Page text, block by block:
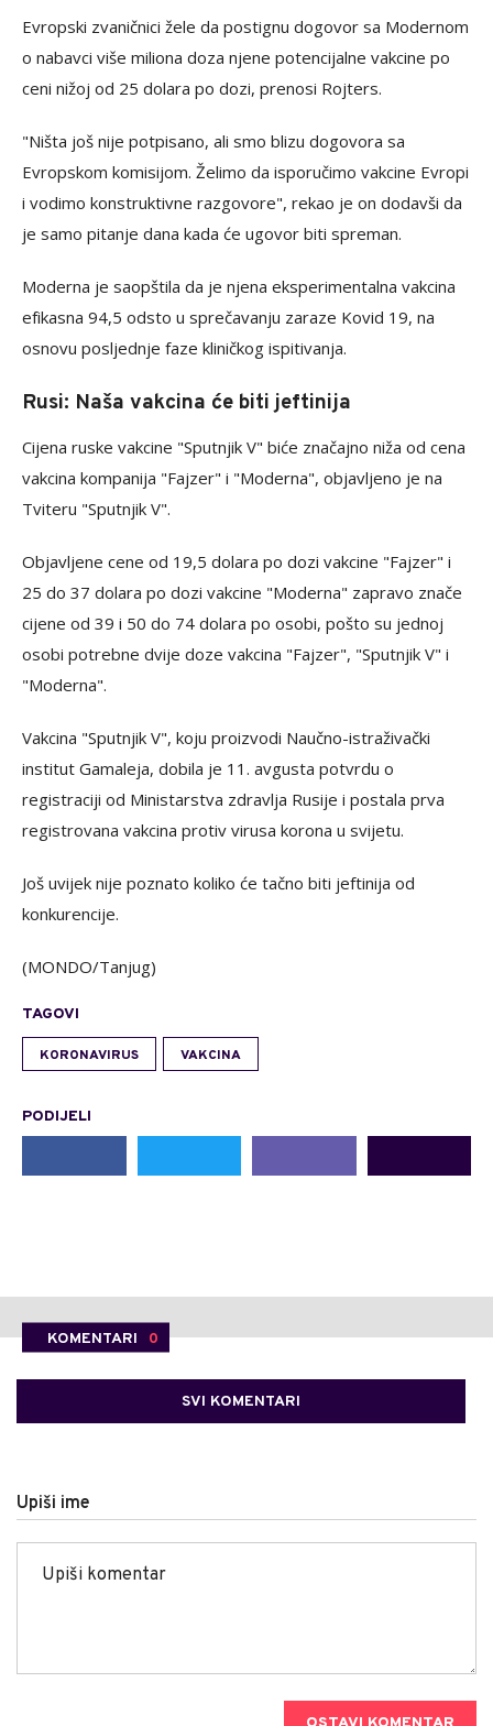
Evropski zvaničnici žele da postignu dogovor sa Modernom
o nabavci više miliona doza njene potencijalne vakcine po
ceni nižoj od 25 dolara po dozi, prenosi Rojters.
"Ništa još nije potpisano, ali smo blizu dogovora sa
Evropskom komisijom. Želimo da isporučimo vakcine Evropi
i vodimo konstruktivne razgovore", rekao je on dodavši da
je samo pitanje dana kada će ugovor biti spreman.
Moderna je saopštila da je njena eksperimentalna vakcina
efikasna 94,5 odsto u sprečavanju zaraze Kovid 19, na
osnovu posljednje faze kliničkog ispitivanja.
Rusi: Naša vakcina će biti jeftinija
Cijena ruske vakcine "Sputnjik V" biće značajno niža od cena
vakcina kompanija "Fajzer" i "Moderna", objavljeno je na
Tviteru "Sputnjik V".
Objavljene cene od 19,5 dolara po dozi vakcine "Fajzer" i
25 do 37 dolara po dozi vakcine "Moderna" zapravo znače
cijene od 39 i 50 do 74 dolara po osobi, pošto su jednoj
osobi potrebne dvije doze vakcina "Fajzer", "Sputnjik V" i
"Moderna".
Vakcina "Sputnjik V", koju proizvodi Naučno-istraživački
institut Gamaleja, dobila je 11. avgusta potvrdu o
registraciji od Ministarstva zdravlja Rusije i postala prva
registrovana vakcina protiv virusa korona u svijetu.
Još uvijek nije poznato koliko će tačno biti jeftinija od
konkurencije.
(MONDO/Tanjug)
TAGOVI
KORONAVIRUS VAKCINA
PODIJELI
KOMENTARI 0
SVI KOMENTARI
Upiši ime